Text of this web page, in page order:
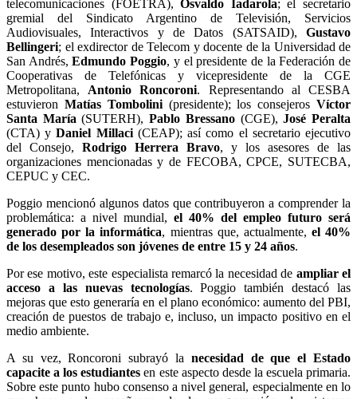
telecomunicaciones (FOETRA),Osvaldo Iadarola; el secretario
gremial del Sindicato Argentino de Televisión, Servicios
Audiovisuales, Interactivos y de Datos (SATSAID), Gustavo
Bellingeri; el exdirector de Telecom y docente de la Universidad de
San Andrés,Edmundo Poggio, y el presidente de la Federación de
Cooperativas de Telefónicas y vicepresidente de la CGE
Metropolitana, Antonio Roncoroni. Representando al CESBA
estuvieron Matías Tombolini(presidente); los consejerosVíctor
Santa María (SUTERH),Pablo Bressano(CGE),José Peralta
(CTA) yDaniel Millaci(CEAP); así como el secretario ejecutivo
del Consejo, Rodrigo Herrera Bravo, y los asesores de las
organizaciones mencionadas y de FECOBA, CPCE, SUTECBA,
CEPUC y CEC.
Poggio mencionó algunos datos que contribuyeron a comprender la
problemática: a nivel mundial, el 40% del empleo futuro será
generado por la informática, mientras que, actualmente, el 40%
de los desempleados son jóvenes de entre 15 y 24 años.
Por ese motivo, este especialista remarcó la necesidad de ampliar el
acceso a las nuevas tecnologías. Poggio también destacó las
mejoras que esto generaría en el plano económico: aumento del PBI,
creación de puestos de trabajo e, incluso, un impacto positivo en el
medio ambiente.
A su vez, Roncoroni subrayó la necesidad de que el Estado
capacite a los estudiantes en este aspecto desde la escuela primaria.
Sobre este punto hubo consenso a nivel general, especialmente en lo